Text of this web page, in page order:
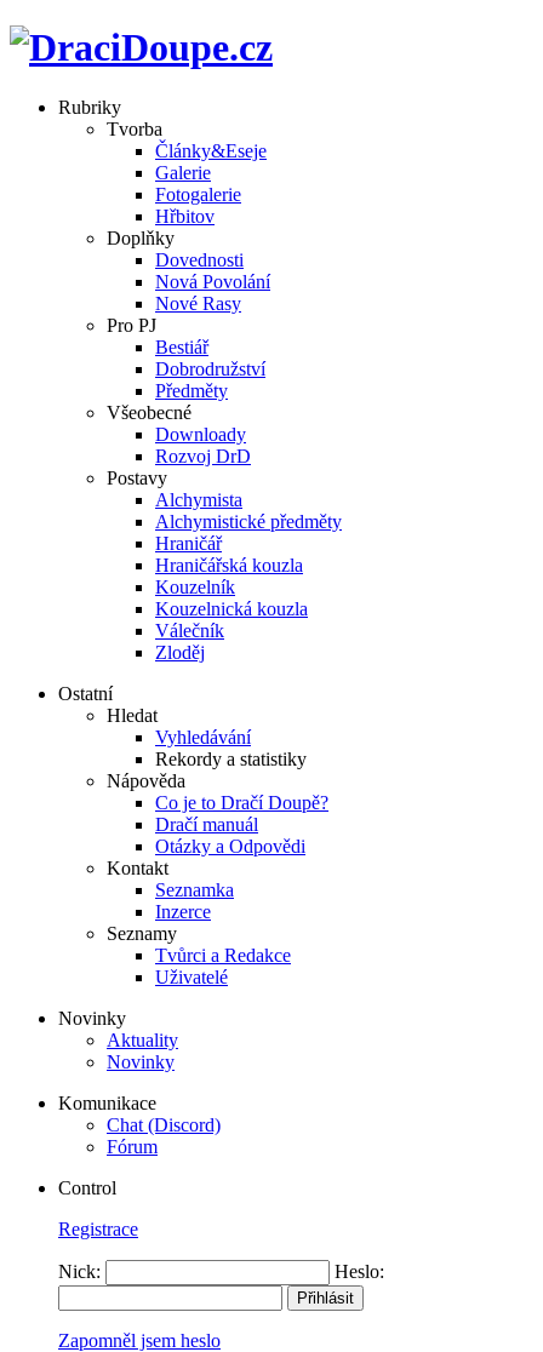
Rubriky
Tvorba
Články&Eseje
Galerie
Fotogalerie
Hřbitov
Doplňky
Dovednosti
Nová Povolání
Nové Rasy
Pro PJ
Bestiář
Dobrodružství
Předměty
Všeobecné
Downloady
Rozvoj DrD
Postavy
Alchymista
Alchymistické předměty
Hraničář
Hraničářská kouzla
Kouzelník
Kouzelnická kouzla
Válečník
Zloděj
Ostatní
Hledat
Vyhledávání
Rekordy a statistiky
Nápověda
Co je to Dračí Doupě?
Dračí manuál
Otázky a Odpovědi
Kontakt
Seznamka
Inzerce
Seznamy
Tvůrci a Redakce
Uživatelé
Novinky
Aktuality
Novinky
Komunikace
Chat (Discord)
Fórum
Control
Registrace
Nick: Heslo:
Zapomněl jsem heslo